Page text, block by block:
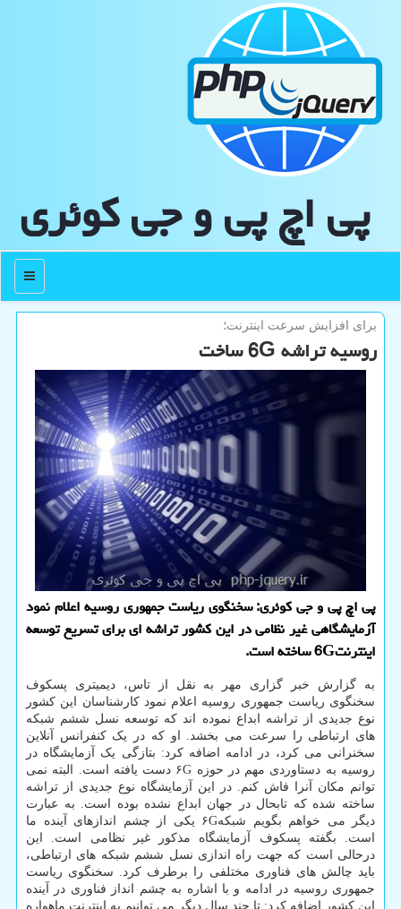
پی اچ پی و جی كوئری
منو
برای افزایش سرعت اینترنت؛
روسیه تراشه 6G ساخت
پی اچ پی و جی كوئری: سخنگوی ریاست جمهوری روسیه اعلام نمود
آزمایشگاهی غیر نظامی در این كشور تراشه ای برای تسریع توسعه
اینترنت6G ساخته است.
به گزارش خبر گزاری مهر به نقل از تاس، دیمیتری پسکوف
سخنگوی ریاست جمهوری روسیه اعلام نمود کارشناسان این کشور
نوع جدیدی از تراشه ابداع نموده اند که توسعه نسل ششم شبکه
های ارتباطی را سرعت می بخشد. او که در یک کنفرانس آنلاین
سخنرانی می کرد، در ادامه اضافه کرد: بتازگی یک آزمایشگاه در
روسیه به دستاوردی مهم در حوزه ۶G دست یافته است. البته نمی
توانم مکان آنرا فاش کنم. در این آزمایشگاه نوع جدیدی از تراشه
ساخته شده که تابحال در جهان ابداع نشده بوده است. به عبارت
دیگر می خواهم بگویم شبکه۶G یکی از چشم اندازهای آینده ما
است. بگفته پسکوف آزمایشگاه مذکور غیر نظامی است. این
درحالی است که جهت راه اندازی نسل ششم شبکه های ارتباطی،
باید چالش های فناوری مختلفی را برطرف کرد. سخنگوی ریاست
جمهوری روسیه در ادامه و با اشاره به چشم انداز فناوری در آینده
این کشور اضافه کرد: تا چند سال دیگر می توانیم به اینترنت ماهواره